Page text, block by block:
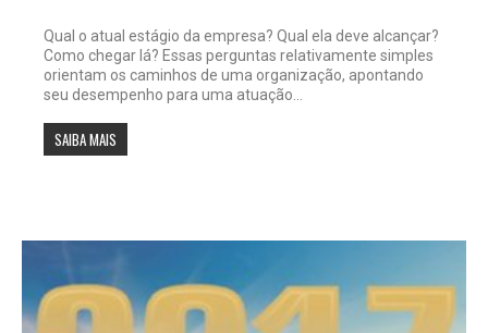
Qual o atual estágio da empresa? Qual ela deve alcançar?
Como chegar lá? Essas perguntas relativamente simples
orientam os caminhos de uma organização, apontando
seu desempenho para uma atuação...
SAIBA MAIS